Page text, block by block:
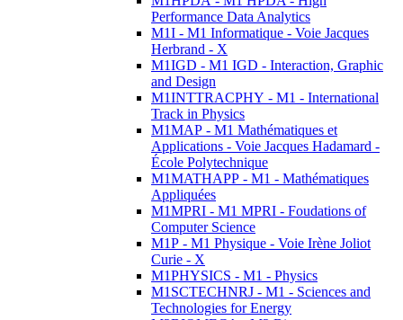
Performance Data Analytics
M1I - M1 Informatique - Voie Jacques
Herbrand - X
M1IGD - M1 IGD - Interaction, Graphic
and Design
M1INTTRACPHY - M1 - International
Track in Physics
M1MAP - M1 Mathématiques et
Applications - Voie Jacques Hadamard -
École Polytechnique
M1MATHAPP - M1 - Mathématiques
Appliquées
M1MPRI - M1 MPRI - Foudations of
Computer Science
M1P - M1 Physique - Voie Irène Joliot
Curie - X
M1PHYSICS - M1 - Physics
M1SCTECHNRJ - M1 - Sciences and
Technologies for Energy